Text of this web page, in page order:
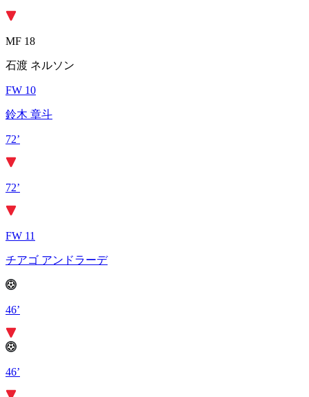
MF 18
石渡 ネルソン
FW 10
鈴木 章斗
72’
72’
FW 11
チアゴ アンドラーデ
46’
46’